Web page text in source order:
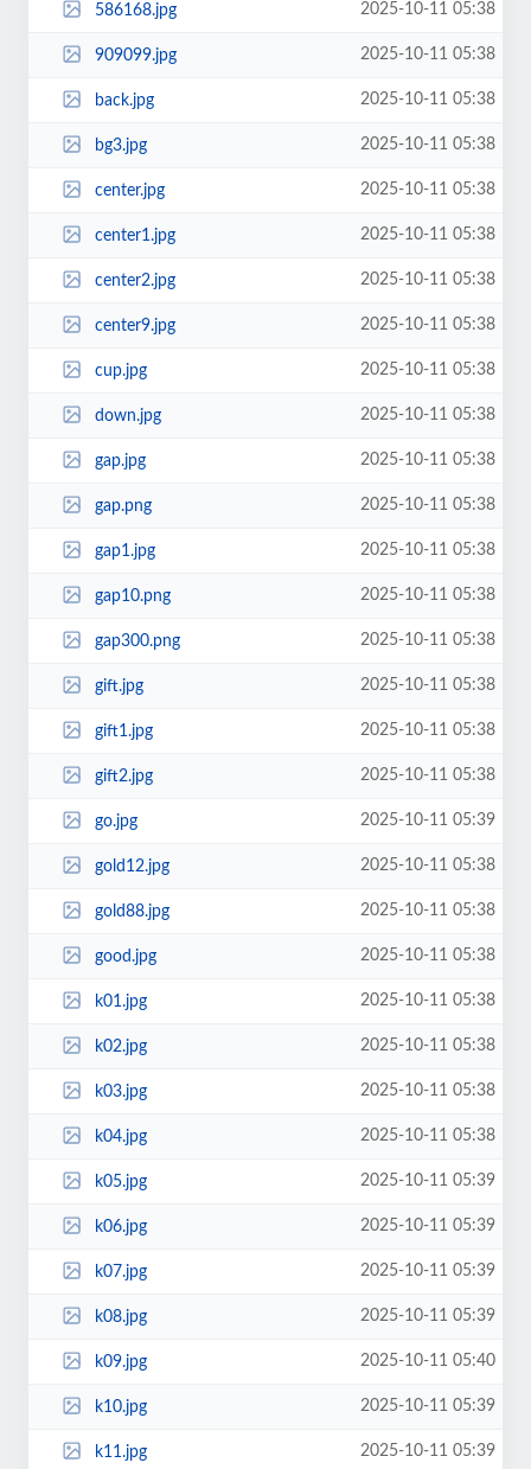
586168.jpg 2025-10-11 05:38
909099.jpg 2025-10-11 05:38
back.jpg 2025-10-11 05:38
bg3.jpg 2025-10-11 05:38
center.jpg 2025-10-11 05:38
center1.jpg 2025-10-11 05:38
center2.jpg 2025-10-11 05:38
center9.jpg 2025-10-11 05:38
cup.jpg 2025-10-11 05:38
down.jpg 2025-10-11 05:38
gap.jpg 2025-10-11 05:38
gap.png 2025-10-11 05:38
gap1.jpg 2025-10-11 05:38
gap10.png 2025-10-11 05:38
gap300.png 2025-10-11 05:38
gift.jpg 2025-10-11 05:38
gift1.jpg 2025-10-11 05:38
gift2.jpg 2025-10-11 05:38
go.jpg 2025-10-11 05:39
gold12.jpg 2025-10-11 05:38
gold88.jpg 2025-10-11 05:38
good.jpg 2025-10-11 05:38
k01.jpg 2025-10-11 05:38
k02.jpg 2025-10-11 05:38
k03.jpg 2025-10-11 05:38
k04.jpg 2025-10-11 05:38
k05.jpg 2025-10-11 05:39
k06.jpg 2025-10-11 05:39
k07.jpg 2025-10-11 05:39
k08.jpg 2025-10-11 05:39
k09.jpg 2025-10-11 05:40
k10.jpg 2025-10-11 05:39
k11.jpg 2025-10-11 05:39